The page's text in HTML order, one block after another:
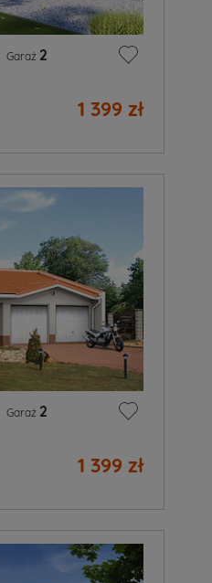
Garaż 2
1 399 zł
Garaż 2
1 399 zł